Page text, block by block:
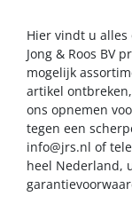
Hier vindt u
Jong & Roos BV
mogelijk
artikel
ons opnemen
tegen een
info@jrs.nl of
heel Nederland,